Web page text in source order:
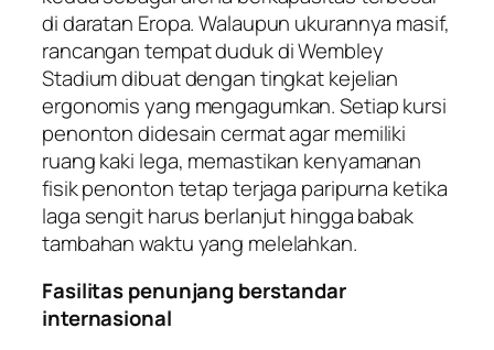
di daratan Eropa. Walaupun ukurannya masif,
rancangan tempat duduk di Wembley
Stadium dibuat dengan tingkat kejelian
ergonomis yang mengagumkan. Setiap kursi
penonton didesain cermat agar memiliki
ruang kaki lega, memastikan kenyamanan
fisik penonton tetap terjaga paripurna ketika
laga sengit harus berlanjut hingga babak
tambahan waktu yang melelahkan.
Fasilitas penunjang berstandar
internasional